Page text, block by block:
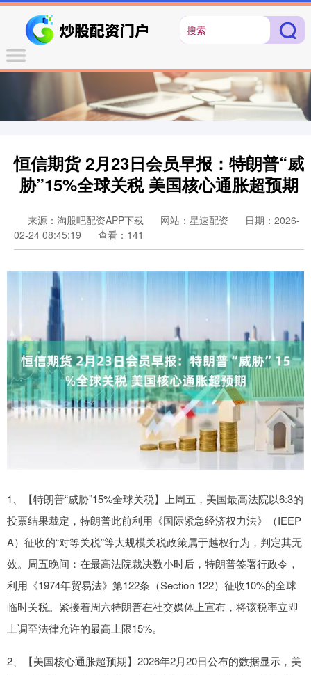
恒信期货 2月23日会员早报：特朗普“威
胁”15%全球关税 美国核心通胀超预期
来源：淘股吧配资APP下载 网站：星速配资
日期：2026-
02-24 08:45:19
查看：141
1、【特朗普“威胁”15%全球关税】上周五，美国最高法院以6:3的
投票结果裁定，特朗普此前利用《国际紧急经济权力法》（IEEP
A）征收的“对等关税”等大规模关税政策属于越权行为，判定其无
效。周五晚间：在最高法院裁决数小时后，特朗普签署行政令，
利用《1974年贸易法》第122条（Section 122）征收10%的全球
临时关税。紧接着周六特朗普在社交媒体上宣布，将该税率立即
上调至法律允许的最高上限15%。
2、【美国核心通胀超预期】2026年2月20日公布的数据显示，美